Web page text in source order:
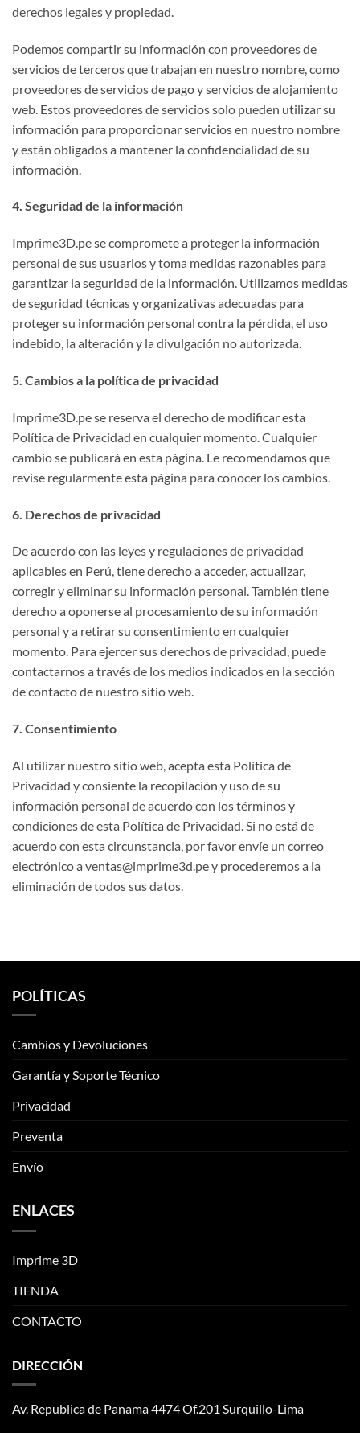
derechos legales y propiedad.
Podemos compartir su información con proveedores de
servicios de terceros que trabajan en nuestro nombre, como
proveedores de servicios de pago y servicios de alojamiento
web. Estos proveedores de servicios solo pueden utilizar su
información para proporcionar servicios en nuestro nombre
y están obligados a mantener la confidencialidad de su
información.
4. Seguridad de la información
Imprime3D.pe se compromete a proteger la información
personal de sus usuarios y toma medidas razonables para
garantizar la seguridad de la información. Utilizamos medidas
de seguridad técnicas y organizativas adecuadas para
proteger su información personal contra la pérdida, el uso
indebido, la alteración y la divulgación no autorizada.
5. Cambios a la política de privacidad
Imprime3D.pe se reserva el derecho de modificar esta
Política de Privacidad en cualquier momento. Cualquier
cambio se publicará en esta página. Le recomendamos que
revise regularmente esta página para conocer los cambios.
6. Derechos de privacidad
De acuerdo con las leyes y regulaciones de privacidad
aplicables en Perú, tiene derecho a acceder, actualizar,
corregir y eliminar su información personal. También tiene
derecho a oponerse al procesamiento de su información
personal y a retirar su consentimiento en cualquier
momento. Para ejercer sus derechos de privacidad, puede
contactarnos a través de los medios indicados en la sección
de contacto de nuestro sitio web.
7. Consentimiento
Al utilizar nuestro sitio web, acepta esta Política de
Privacidad y consiente la recopilación y uso de su
información personal de acuerdo con los términos y
condiciones de esta Política de Privacidad. Si no está de
acuerdo con esta circunstancia, por favor envíe un correo
electrónico a ventas@imprime3d.pe y procederemos a la
eliminación de todos sus datos.
POLÍTICAS
Cambios y Devoluciones
Garantía y Soporte Técnico
Privacidad
Preventa
Envío
ENLACES
Imprime 3D
TIENDA
CONTACTO
DIRECCIÓN
Av. Republica de Panama 4474 Of.201 Surquillo-Lima